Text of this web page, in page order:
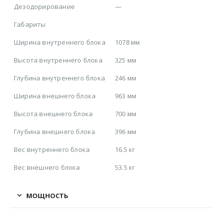
Дезодорирование
—
Габариты
Ширина внутреннего блока
1078 мм
Высота внутреннего блока
325 мм
Глубина внутреннего блока
246 мм
Ширина внешнего блока
963 мм
Высота внешнего блока
700 мм
Глубина внешнего блока
396 мм
Вес внутреннего блока
16.5 кг
Вес внешнего блока
53.5 кг
МОЩНОСТЬ